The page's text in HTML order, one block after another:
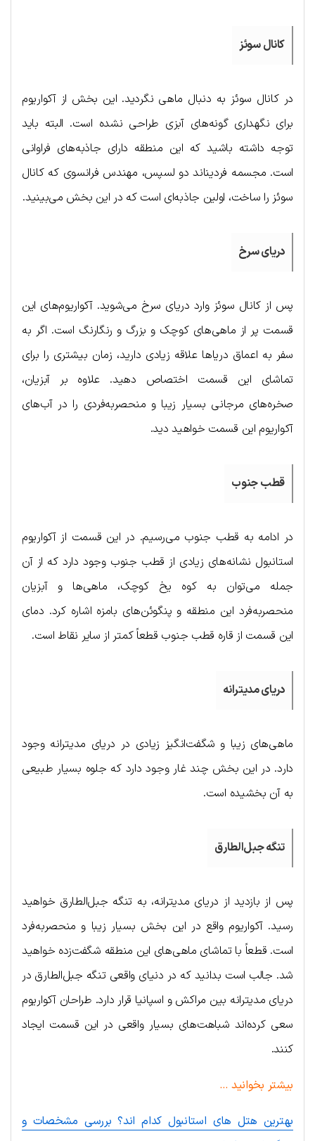
کانال سوئز
در کانال سوئز به دنبال ماهی نگردید. این بخش از آکواریوم
برای نگهداری گونه‌های آبزی طراحی نشده است. البته باید
توجه داشته باشید که این منطقه دارای جاذبه‌های فراوانی
است. مجسمه فردیناند دو لسپس، مهندس فرانسوی که کانال
سوئز را ساخت، اولین جاذبه‌ای است که در این بخش می‌بینید.
دریای سرخ
پس از کانال سوئز وارد دریای سرخ می‌شوید. آکواریوم‌های این
قسمت پر از ماهی‌های کوچک و بزرگ و رنگارنگ است. اگر به
سفر به اعماق دریاها علاقه زیادی دارید، زمان بیشتری را برای
تماشای این قسمت اختصاص دهید. علاوه بر آبزیان،
صخره‌های مرجانی بسیار زیبا و منحصربه‌فردی را در آب‌های
آکواریوم این قسمت خواهید دید.
قطب جنوب
در ادامه به قطب جنوب می‌رسیم. در این قسمت از آکواریوم
استانبول نشانه‌های زیادی از قطب جنوب وجود دارد که از آن
جمله می‌توان به کوه یخ کوچک، ماهی‌ها و آبزیان
منحصربه‌فرد این منطقه و پنگوئن‌های بامزه اشاره کرد. دمای
این قسمت از قاره قطب جنوب قطعاً کمتر از سایر نقاط است.
دریای مدیترانه
ماهی‌های زیبا و شگفت‌انگیز زیادی در دریای مدیترانه وجود
دارد. در این بخش چند غار وجود دارد که جلوه بسیار طبیعی
به آن بخشیده است.
تنگه جبل‌الطارق
پس از بازدید از دریای مدیترانه، به تنگه جبل‌الطارق خواهید
رسید. آکواریوم واقع در این بخش بسیار زیبا و منحصربه‌فرد
است. قطعاً با تماشای ماهی‌های این منطقه شگفت‌زده خواهید
شد. جالب است بدانید که در دنیای واقعی تنگه جبل‌الطارق در
دریای مدیترانه بین مراکش و اسپانیا قرار دارد. طراحان آکواریوم
سعی کرده‌اند شباهت‌های بسیار واقعی در این قسمت ایجاد
کنند.
بیشتر بخوانید …
بهترین هتل های استانبول کدام اند؟ بررسی مشخصات و